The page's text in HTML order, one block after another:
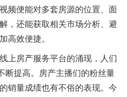
频便能对多套房源的位置、面
，还能获取相关市场分析、避
高效便捷。
上房产服务平台的涌现，人们
断提高。房产主播们的粉丝量
销量成绩也有不俗的表现。今